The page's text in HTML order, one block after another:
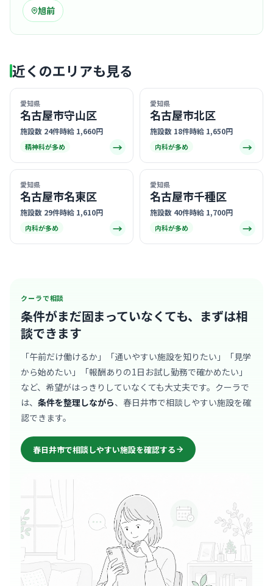
旭前
近くのエリアも見る
愛知県
名古屋市守山区
施設数 24件時給 1,660円
精神科が多め →
愛知県
名古屋市北区
施設数 18件時給 1,650円
内科が多め →
愛知県
名古屋市名東区
施設数 29件時給 1,610円
内科が多め →
愛知県
名古屋市千種区
施設数 40件時給 1,700円
内科が多め →
クーラで相談
条件がまだ固まっていなくても、 まずは相
談できます
「午前だけ働けるか」「通いやすい施設を知りたい」「見学
から始めたい」「報酬ありの1日お試し勤務で確かめたい」
など、希望がはっきりしていなくても大丈夫です。クーラで
は、 条件を整理しながら、春日井市で相談しやすい施設を確
認できます。
春日井市で相談しやすい施設を確認する